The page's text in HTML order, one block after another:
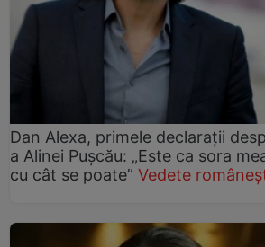
Dan Alexa, primele declarații
a Alinei Pușcău: „Este ca sora
cu cât se poate” Vedete